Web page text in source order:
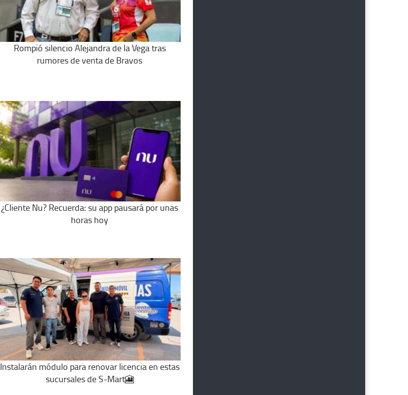
Rompió silencio Alejandra de la Vega tras
rumores de venta de Bravos
¿Cliente Nu? Recuerda: su app pausará por unas
horas hoy
Instalarán módulo para renovar licencia en estas
sucursales de S-Mart🎦